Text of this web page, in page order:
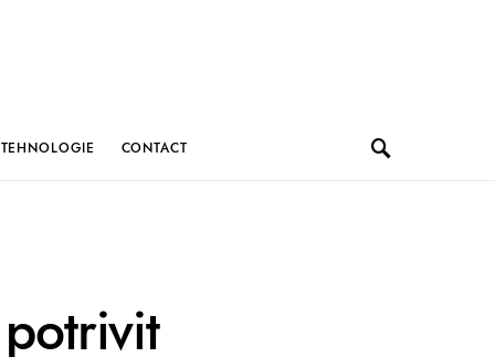
TEHNOLOGIE CONTACT